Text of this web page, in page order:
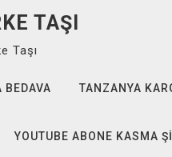
TAŞI
Taşı
BEDAVA TANZANYA
YOUTUBE ABONE KASMA